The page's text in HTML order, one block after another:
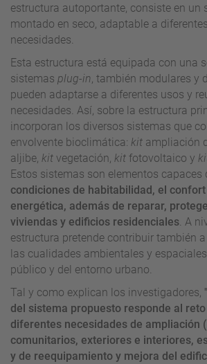
estructura autoportante, consiste en un
montado en seco, adaptable a
necesidades.
Esta estructura está equipada con una
sistemas plug-in, también modulares y
pueden adaptarse a diferentes usos y
necesidades. Así, sobre la estructura
incorporan los diversos sistemas que
envolvente bioclimática: kit ampliación
aljibe, kit vegetación, kit fotovoltaico y
Estos sistemas son elementos capaces
condiciones de habitabilidad, el
energética, además de reparar,
viviendas y edificios residenciales. A
estructura pretende contribuir también
las cualidades ambientales y
público y del entorno urbano.
Tal y como explican los investigadores,
del sistema propuesto responde al
diferentes necesidades de ampliación
comunitarios, exteriores e interiores,
y de reequipamiento y mejora del